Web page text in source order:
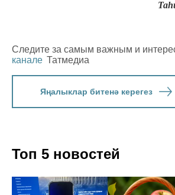
Следите за самым важным и
канале Татмедиа
Яңалыклар битенә керегез
Топ 5 новостей